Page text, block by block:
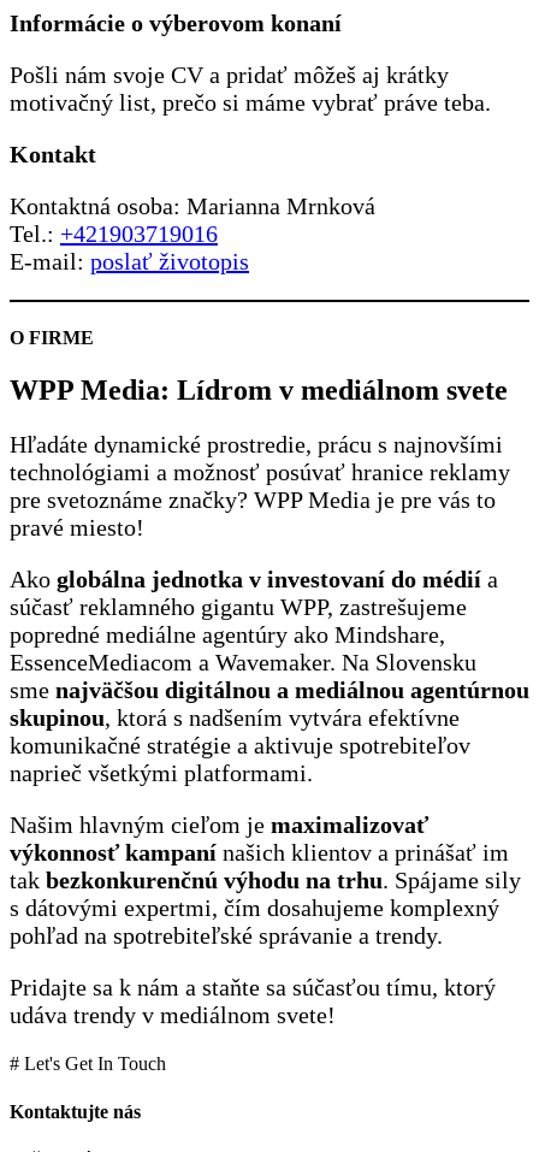
Informácie o výberovom konaní
Pošli nám svoje CV a pridať môžeš aj krátky
motivačný list, prečo si máme vybrať práve teba.
Kontakt
Kontaktná osoba: Marianna Mrnková
Tel.: +421903719016
E-mail: poslať životopis
O FIRME
WPP Media: Lídrom v mediálnom svete
Hľadáte dynamické prostredie, prácu s najnovšími
technológiami a možnosť posúvať hranice reklamy
pre svetoznáme značky? WPP Media je pre vás to
pravé miesto!
Ako globálna jednotka v investovaní do médií a
súčasť reklamného gigantu WPP, zastrešujeme
popredné mediálne agentúry ako Mindshare,
EssenceMediacom a Wavemaker. Na Slovensku
sme najväčšou digitálnou a mediálnou agentúrnou
skupinou, ktorá s nadšením vytvára efektívne
komunikačné stratégie a aktivuje spotrebiteľov
naprieč všetkými platformami.
Našim hlavným cieľom je maximalizovať
výkonnosť kampaní našich klientov a prinášať im
tak bezkonkurenčnú výhodu na trhu. Spájame sily
s dátovými expertmi, čím dosahujeme komplexný
pohľad na spotrebiteľské správanie a trendy.
Pridajte sa k nám a staňte sa súčasťou tímu, ktorý
udáva trendy v mediálnom svete!
# Let's Get In Touch
Kontaktujte nás